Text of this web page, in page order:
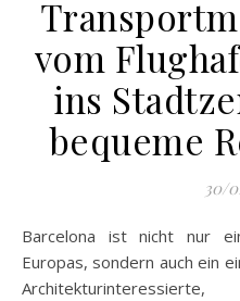
vom
ins
bequeme
30/
Barcelona ist nicht nur eine der beliebtesten Städte
Europas, sondern auch ein